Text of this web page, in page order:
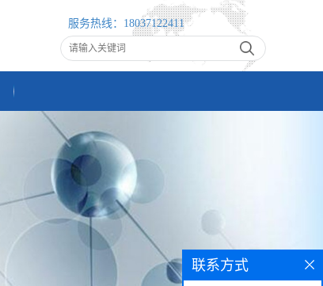
服务热线： 18037122411
联系方式